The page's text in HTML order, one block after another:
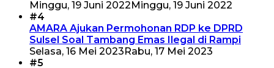
Minggu, 19 Juni 2022Minggu, 19 Juni 2022
#4
AMARA Ajukan Permohonan RDP ke DPRD
Sulsel Soal Tambang Emas Ilegal di Rampi
Selasa, 16 Mei 2023Rabu, 17 Mei 2023
#5